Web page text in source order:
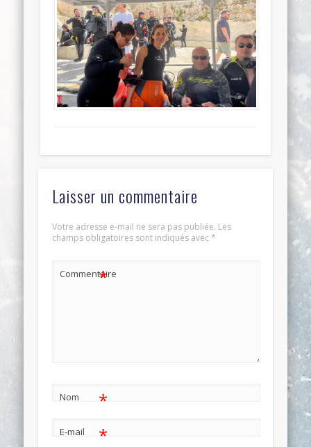
Laisser un commentaire
Votre adresse e-mail ne sera pas publiée. Les
champs obligatoires sont indiqués avec*
Commentaire
*
Nom *
E-mail *